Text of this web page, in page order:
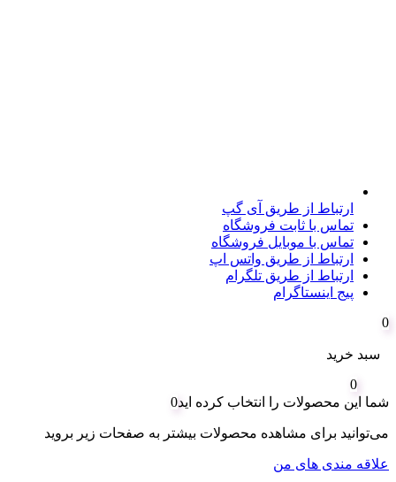
ارتباط از طریق آی گپ
تماس با ثابت فروشگاه
تماس با موبایل فروشگاه
ارتباط از طریق واتس اپ
ارتباط از طریق تلگرام
پیج اینستاگرام
0
سبد خرید
0
شما این محصولات را انتخاب کرده اید0
می‌توانید برای مشاهده محصولات بیشتر به صفحات زیر بروید
علاقه مندی های من